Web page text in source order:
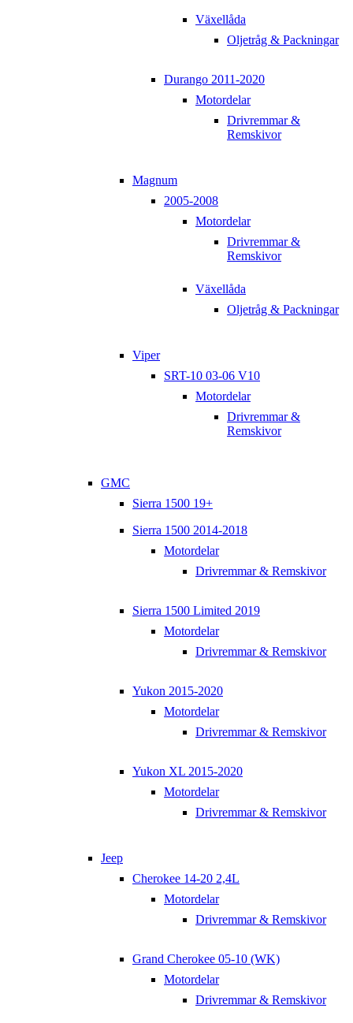
Växellåda
Oljetråg & Packningar
Durango 2011-2020
Motordelar
Drivremmar &
Remskivor
Magnum
2005-2008
Motordelar
Drivremmar &
Remskivor
Växellåda
Oljetråg & Packningar
Viper
SRT-10 03-06 V10
Motordelar
Drivremmar &
Remskivor
GMC
Sierra 1500 19+
Sierra 1500 2014-2018
Motordelar
Drivremmar & Remskivor
Sierra 1500 Limited 2019
Motordelar
Drivremmar & Remskivor
Yukon 2015-2020
Motordelar
Drivremmar & Remskivor
Yukon XL 2015-2020
Motordelar
Drivremmar & Remskivor
Jeep
Cherokee 14-20 2,4L
Motordelar
Drivremmar & Remskivor
Grand Cherokee 05-10 (WK)
Motordelar
Drivremmar & Remskivor